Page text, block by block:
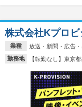
業種
放送・新聞・広告
勤務地
【転勤なし】東京
株式会社Kプロビ